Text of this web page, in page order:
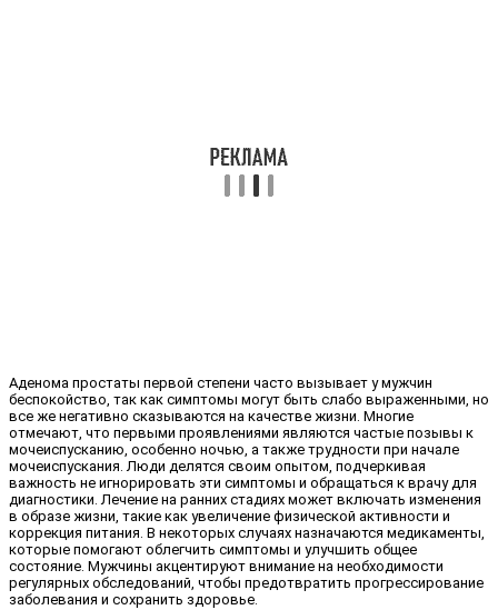
Аденома простаты первой степени часто вызывает у мужчин
беспокойство, так как симптомы могут быть слабо выраженными, но
все же негативно сказываются на качестве жизни. Многие
отмечают, что первыми проявлениями являются частые позывы к
мочеиспусканию, особенно ночью, а также трудности при начале
мочеиспускания. Люди делятся своим опытом, подчеркивая
важность не игнорировать эти симптомы и обращаться к врачу для
диагностики. Лечение на ранних стадиях может включать изменения
в образе жизни, такие как увеличение физической активности и
коррекция питания. В некоторых случаях назначаются медикаменты,
которые помогают облегчить симптомы и улучшить общее
состояние. Мужчины акцентируют внимание на необходимости
регулярных обследований, чтобы предотвратить прогрессирование
заболевания и сохранить здоровье.